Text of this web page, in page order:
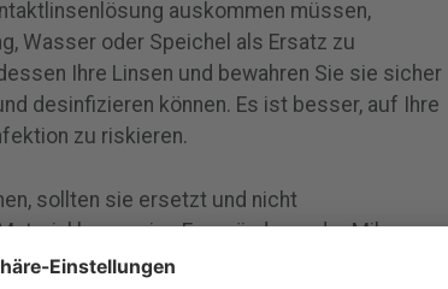
auskommen müssen,
Wasser oder Speichel als Ersatz zu
Ihre Linsen und bewahren Sie sie sicher
desinfizieren können. Es ist besser, auf Ihre
zu riskieren.
sollten sie ersetzt und nicht
kann seine Form ändern oder Mikro-
selbst nach der Desinfektion erhöht.